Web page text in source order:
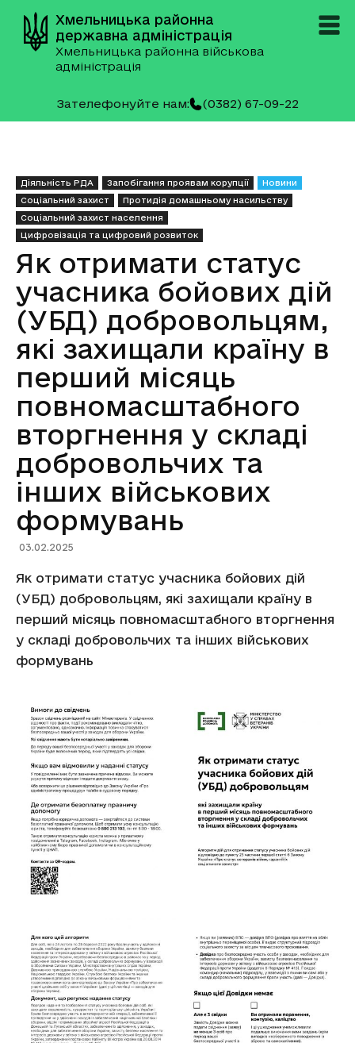
Хмельницька районна
державна адміністрація
Хмельницька районна військова
адміністрація
Зателефонуйте нам: (0382) 67-09-22
Діяльність РДА Запобігання проявам корупції
Новини
Соціальний захист
Протидія домашньому насильству
Соціальний захист населення
Цифровізація та цифровий розвиток
Як отримати статус
учасника бойових дій
(УБД) добровольцям,
які захищали країну в
перший місяць
повномасштабного
вторгнення у складі
добровольчих та
інших військових
формувань
03.02.2025
Як отримати статус учасника бойових дій
(УБД) добровольцям, які захищали країну в
перший місяць повномасштабного вторгнення
у складі добровольчих та інших військових
формувань